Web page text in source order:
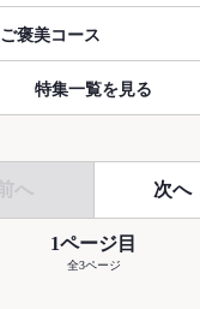
褒美コース
特集一覧を見る
前へ 次へ
1ページ目
全3ページ